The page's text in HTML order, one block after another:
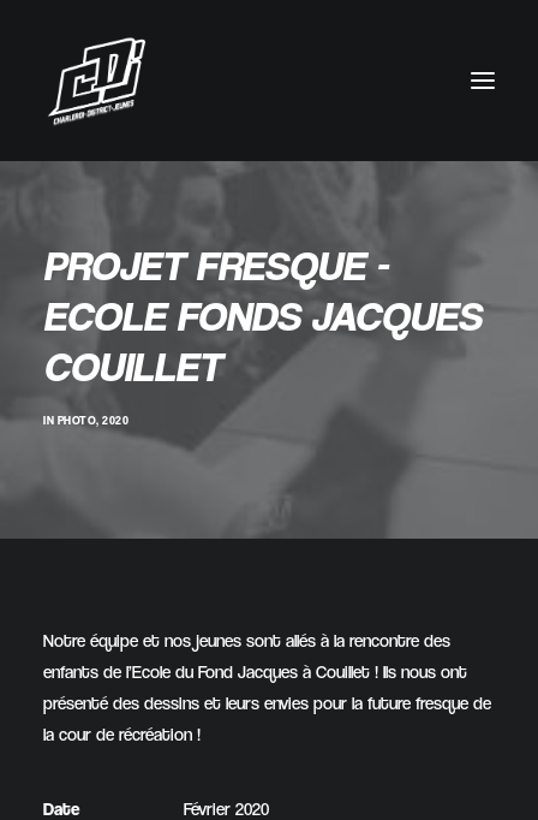
PROJET FRESQUE -
ECOLE FONDS JACQUES
COUILLET
IN PHOTO, 2020
Notre équipe et nos jeunes sont allés à la rencontre des
enfants de l’Ecole du Fond Jacques à Couillet ! Ils nous ont
présenté des dessins et leurs envies pour la future fresque de
la cour de récréation !
Date Février 2020